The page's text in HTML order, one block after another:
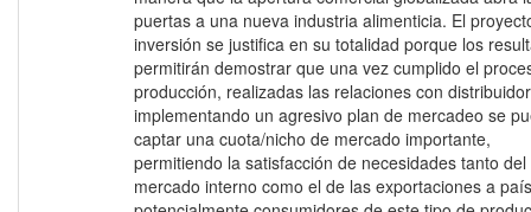
puertas a una nueva industria alimenticia. El
inversión se justifica en su totalidad porque los
permitirán demostrar que una vez cumplido el
producción, realizadas las relaciones con
implementando un agresivo plan de mercadeo se
captar una cuota/nicho de mercado importante,
permitiendo la satisfacción de necesidades tanto del
mercado interno como el de las exportaciones a